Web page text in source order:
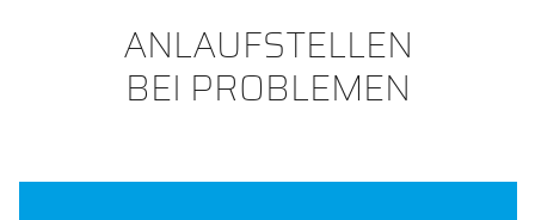
ANLAUFSTELLEN
BEI PROBLEMEN